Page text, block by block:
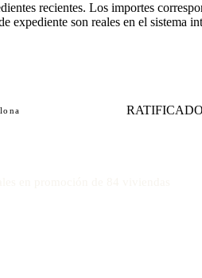
recientes. Los importes
expediente son reales en el sistema
RATIFICADO